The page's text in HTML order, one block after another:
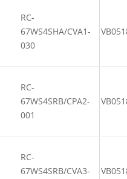
RC-
67WS4SHA/CVA1-
030
RC-
67WS4SRB/CPA2-
001
RC-
67WS4SRB/CVA3-